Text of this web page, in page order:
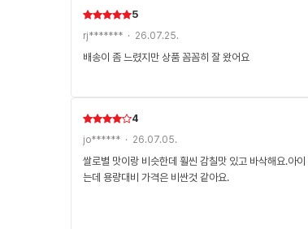
5
rj******* · 26.07.25.
배송이 좀 느렸지만 상품 꼼꼼히 잘 왔어요
4
jo****** · 26.07.05.
쌀로별 맛이랑 비슷한데 훨씬 감칠맛 있고 바삭해요.아
는데 용량대비 가격은 비싼것 같아요.